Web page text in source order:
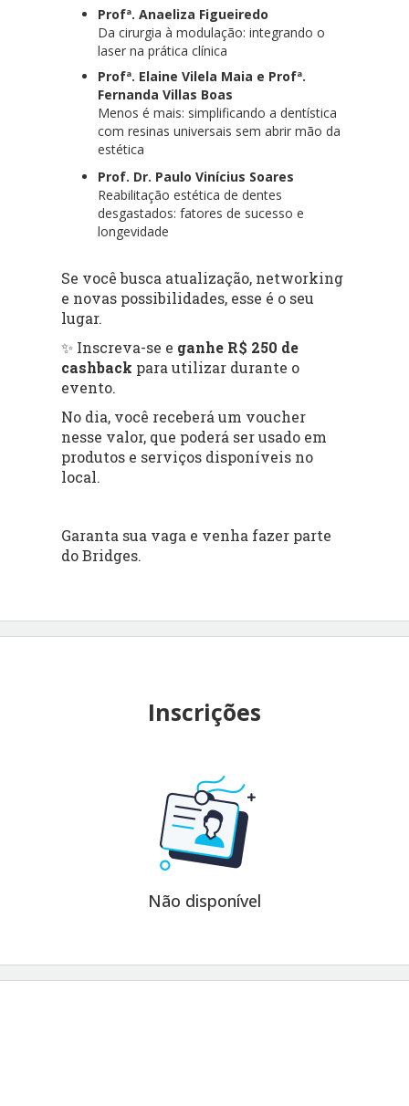
Profª. Anaeliza Figueiredo
Da cirurgia à modulação: integrando o
laser na prática clínica
Profª. Elaine Vilela Maia e Profª.
Fernanda Villas Boas
Menos é mais: simplificando a dentística
com resinas universais sem abrir mão da
estética
Prof. Dr. Paulo Vinícius Soares
Reabilitação estética de dentes
desgastados: fatores de sucesso e
longevidade
Se você busca atualização, networking
e novas possibilidades, esse é o seu
lugar.
✨ Inscreva-se e ganhe R$ 250 de
cashback para utilizar durante o
evento.
No dia, você receberá um voucher
nesse valor, que poderá ser usado em
produtos e serviços disponíveis no
local.
Garanta sua vaga e venha fazer parte
do Bridges.
Inscrições
Não disponível